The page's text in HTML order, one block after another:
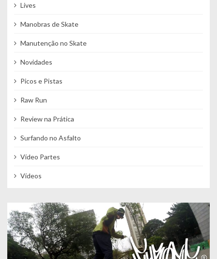
Lives
Manobras de Skate
Manutenção no Skate
Novidades
Picos e Pistas
Raw Run
Review na Prática
Surfando no Asfalto
Vídeo Partes
Vídeos